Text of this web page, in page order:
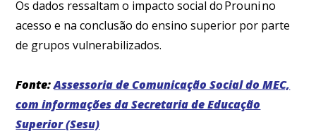
Os dados ressaltam o impacto social do Prouni no
acesso e na conclusão do ensino superior por parte
de grupos vulnerabilizados.
Fonte:Assessoria de Comunicação Social do MEC,
com informações da Secretaria de Educação
Superior (Sesu)